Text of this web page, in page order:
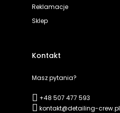
Reklamacje
Sklep
Kontakt
Masz pytania?
+48 507 477 593
kontakt@detailing-crew.pl